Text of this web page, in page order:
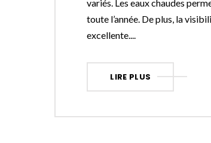
variés. Les eaux chaudes
toute l’année. De plus, la
excellente....
LIRE PLUS